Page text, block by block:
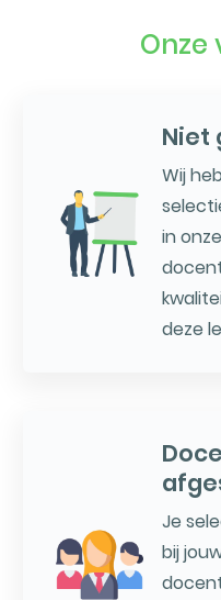
Onze
Niet
Wij
in
deze
Je
bij